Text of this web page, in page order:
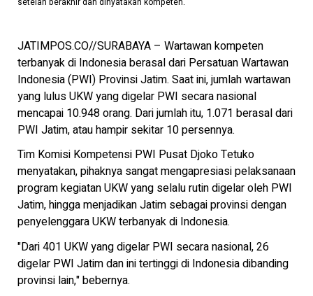
JATIMPOS.CO//SURABAYA – Wartawan kompeten
terbanyak di Indonesia berasal dari Persatuan Wartawan
Indonesia (PWI) Provinsi Jatim. Saat ini, jumlah wartawan
yang lulus UKW yang digelar PWI secara nasional
mencapai 10.948 orang. Dari jumlah itu, 1.071 berasal dari
PWI Jatim, atau hampir sekitar 10 persennya.
Tim Komisi Kompetensi PWI Pusat Djoko Tetuko
menyatakan, pihaknya sangat mengapresiasi pelaksanaan
program kegiatan UKW yang selalu rutin digelar oleh PWI
Jatim, hingga menjadikan Jatim sebagai provinsi dengan
penyelenggara UKW terbanyak di Indonesia.
"Dari 401 UKW yang digelar PWI secara nasional, 26
digelar PWI Jatim dan ini tertinggi di Indonesia dibanding
provinsi lain," bebernya.